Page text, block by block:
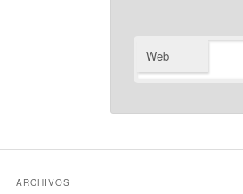
Web
ARCHIVOS